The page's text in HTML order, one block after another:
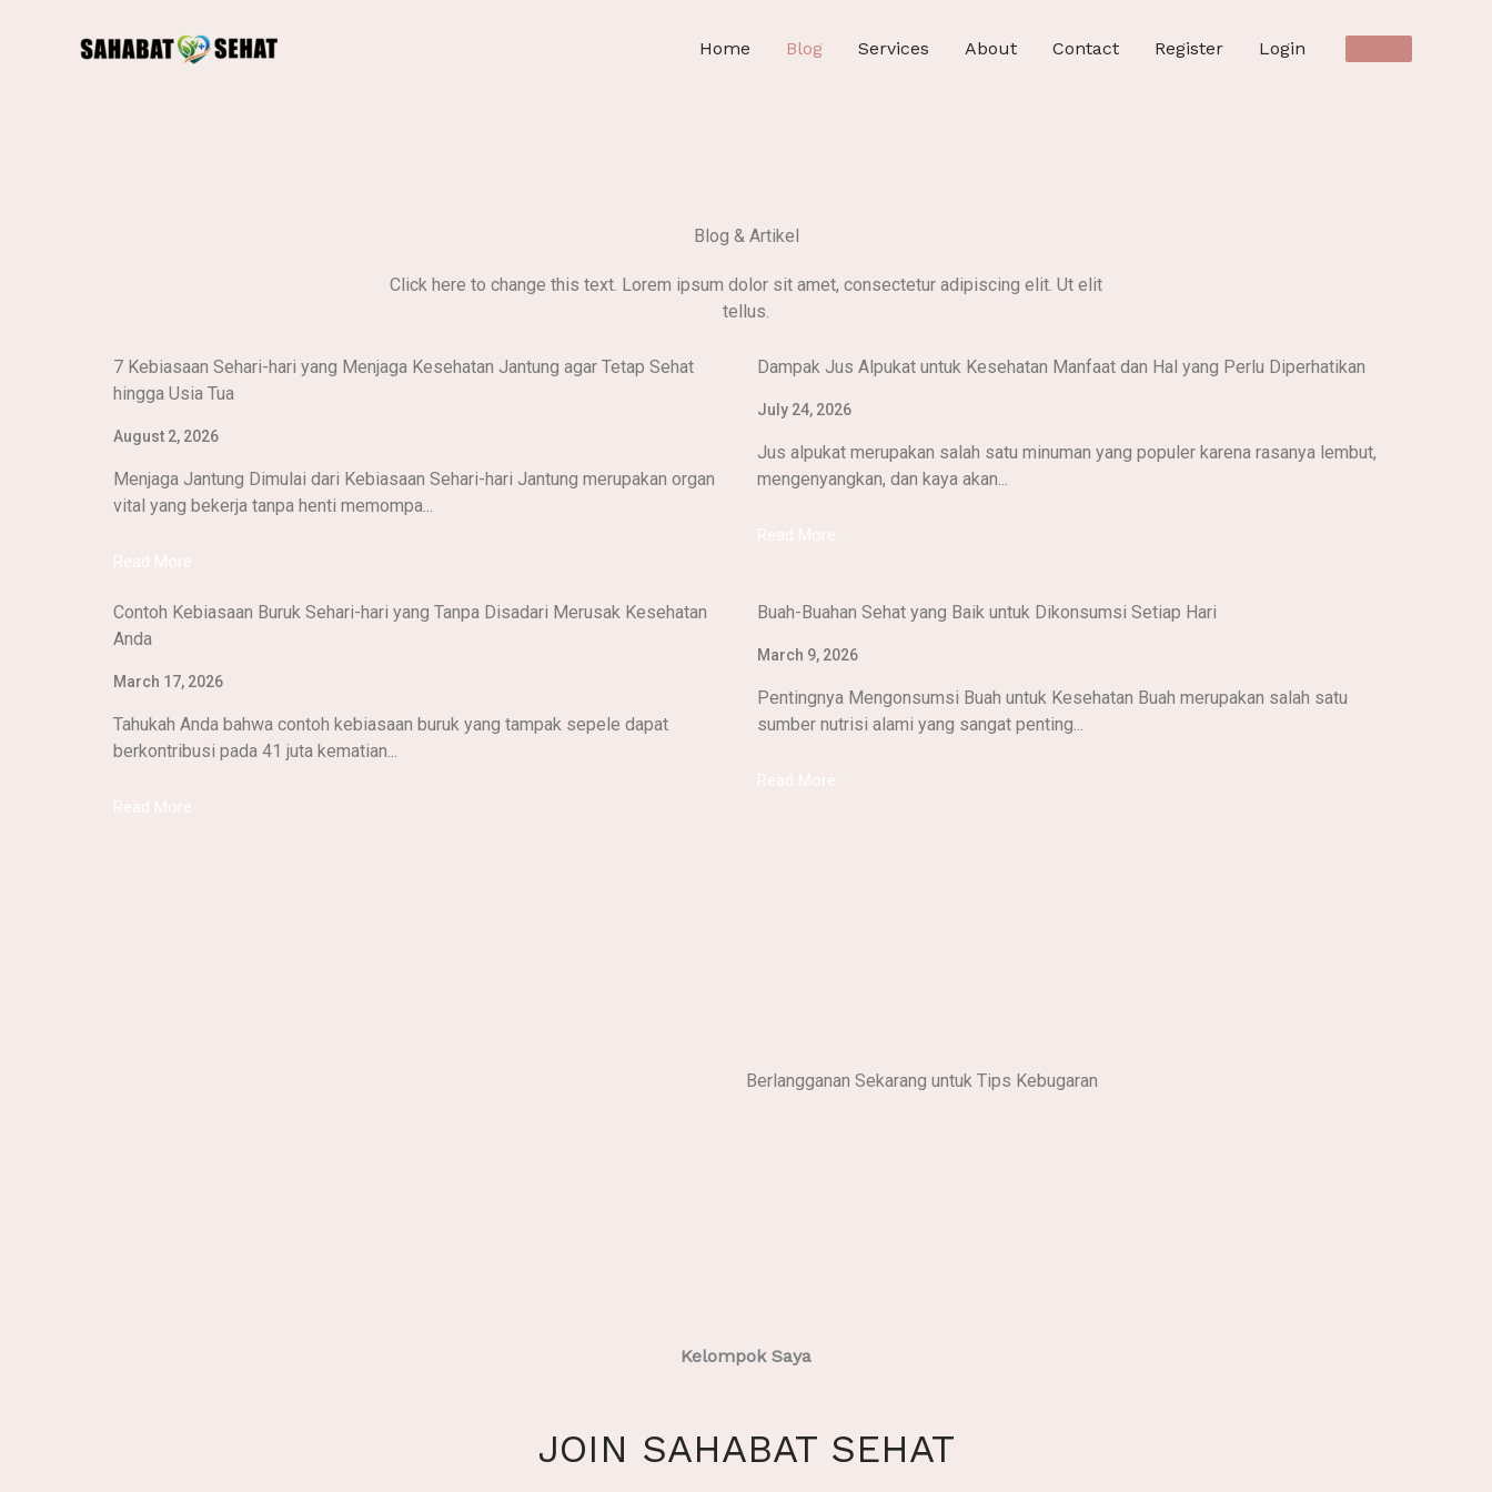
Home Blog Services About Contact Register Login
Blog & Artikel
Click here to change this text. Lorem ipsum dolor sit amet, consectetur adipiscing elit. Ut elit
tellus.
7 Kebiasaan Sehari-hari yang Menjaga Kesehatan Jantung agar Tetap Sehat
hingga Usia Tua
August 2, 2026
Menjaga Jantung Dimulai dari Kebiasaan Sehari-hari Jantung merupakan organ
vital yang bekerja tanpa henti memompa...
Dampak Jus Alpukat untuk Kesehatan Manfaat dan Hal yang Perlu Diperhatikan
July 24, 2026
Jus alpukat merupakan salah satu minuman yang populer karena rasanya lembut,
mengenyangkan, dan kaya akan...
Contoh Kebiasaan Buruk Sehari-hari yang Tanpa Disadari Merusak Kesehatan
Anda
March 17, 2026
Tahukah Anda bahwa contoh kebiasaan buruk yang tampak sepele dapat
berkontribusi pada 41 juta kematian...
Buah-Buahan Sehat yang Baik untuk Dikonsumsi Setiap Hari
March 9, 2026
Pentingnya Mengonsumsi Buah untuk Kesehatan Buah merupakan salah satu
sumber nutrisi alami yang sangat penting...
Berlangganan Sekarang untuk Tips Kebugaran
Kelompok Saya
JOIN SAHABAT SEHAT